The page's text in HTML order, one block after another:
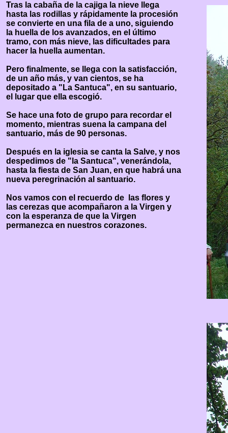
Tras la cabaña de la cajiga la nieve llega
hasta las rodillas y rápidamente la procesión
se convierte en una fila de a uno, siguiendo
la huella de los avanzados, en el último
tramo, con más nieve, las dificultades para
hacer la huella aumentan.
Pero finalmente, se llega con la satisfacción,
de un año más, y van cientos, se ha
depositado a "La Santuca", en su santuario,
el lugar que ella escogió.
Se hace una foto de grupo para recordar el
momento, mientras suena la campana del
santuario, más de 90 personas.
Después en la iglesia se canta la Salve, y nos
despedimos de "la Santuca", venerándola,
hasta la fiesta de San Juan, en que habrá una
nueva peregrinación al santuario.
Nos vamos con el recuerdo de las flores y
las cerezas que acompañaron a la Virgen y
con la esperanza de que la Virgen
permanezca en nuestros corazones.